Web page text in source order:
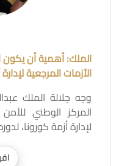
الملك: أهمية أن يكون
الأزمات المرجعية
وجه جلالة الملك
المركز الوطني للأمن
لإدارة أزمة كورونا،